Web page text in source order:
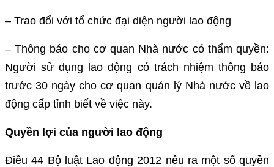
– Trao đổi với tổ chức đại diện người lao động
– Thông báo cho cơ quan Nhà nước có thẩm quyền:
Người sử dụng lao động có trách nhiệm thông báo
trước 30 ngày cho cơ quan quản lý Nhà nước về lao
động cấp tỉnh biết về việc này.
Quyền lợi của người lao động
Điều 44 Bộ luật Lao động 2012 nêu ra một số quyền